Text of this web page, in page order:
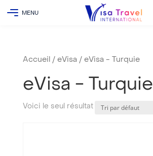
Accueil / eVisa / eVisa - Turquie
eVisa - Turquie
Voici le seul résultat